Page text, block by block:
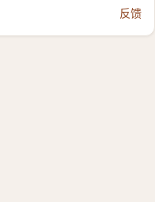
反馈